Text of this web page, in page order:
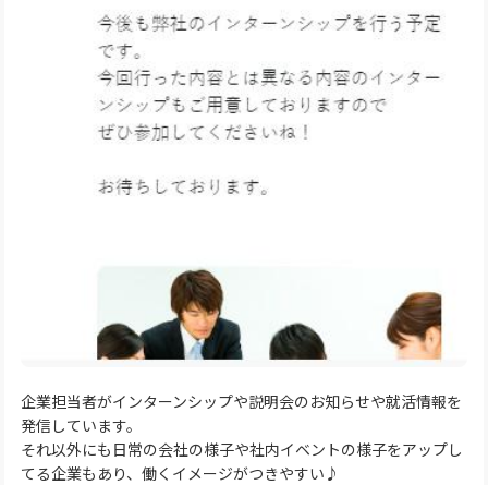
企業担当者がインターンシップや説明会のお知らせや就活情報を
発信しています。
それ以外にも日常の会社の様子や社内イベントの様子をアップし
てる企業もあり、働くイメージがつきやすい♪